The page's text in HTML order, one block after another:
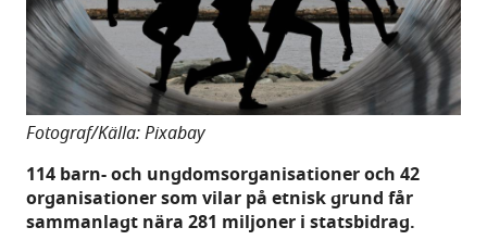
Fotograf/Källa: Pixabay
114 barn- och ungdomsorganisationer och 42
organisationer som vilar på etnisk grund får
sammanlagt nära 281 miljoner i statsbidrag.